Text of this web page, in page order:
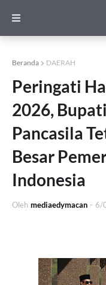
Beranda DAERAH
Peringati
2026,
Pancasila
Besar
Indonesia
Oleh mediaedymacan - 6/